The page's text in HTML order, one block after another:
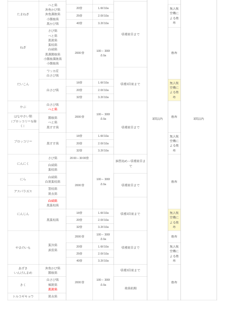
3回以内 3回以内
たまねぎ
べと病
灰色かび病
灰色腐敗病
小菌核病
黒かび病
収穫前日まで
20倍 1.6ℓ/10a 無人航
空機に
よる散
布
25倍 2.0ℓ/10a
40倍 3.2ℓ/10a
ねぎ
さび病
べと病
黒斑病
葉枯病
白絹病
黒腐菌核病
小菌核腐敗病
小菌核病
2000倍
100～300ℓ
/10a
散布
だいこん
ワッカ症
白さび病
収穫3日前まで
白さび病
16倍 1.6ℓ/10a 無人航
空機に
よる散
布
20倍 2.0ℓ/10a
32倍 3.2ℓ/10a
かぶ
白さび病
べと病
2000倍
100～300ℓ
/10a
収穫前日まで
散布
はなやさい類
（ブロッコリーを除
く）
菌核病
べと病
黒すす病
ブロッコリー 黒すす病
16倍 1.6ℓ/10a 無人航
空機に
よる散
布
20倍 2.0ℓ/10a
32倍 3.2ℓ/10a
にんにく
さび病 2000～3000倍
100～300ℓ
/10a
抽苔始め～収穫前日ま
で
散布
白絹病
葉枯病
2000倍
にら
白絹病
白斑葉枯病
収穫前日まで
アスパラガス
茎枯病
斑点病
にんじん
白絹病
黒葉枯病
収穫3日前まで
黒葉枯病
16倍 1.6ℓ/10a 無人航
空機に
よる散
布
20倍 2.0ℓ/10a
32倍 3.2ℓ/10a
やまのいも
葉渋病
炭疽病
2000倍
100～300ℓ
/10a
収穫前日まで
散布
20倍 1.6ℓ/10a
無人航
空機に
よる散
布
25倍 2.0ℓ/10a
40倍 3.2ℓ/10a
あずき
いんげんまめ
灰色かび病
菌核病
2000倍
100～300ℓ
/10a
収穫3日前まで
散布
きく
白さび病
褐斑病
黒斑病
発病初期
トルコギキョウ 斑点病